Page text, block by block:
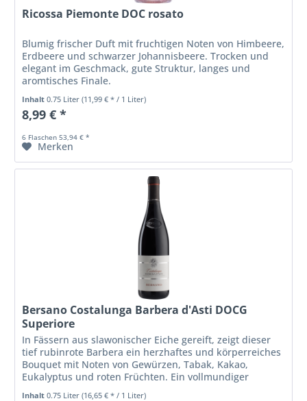
Ricossa Piemonte DOC rosato
Blumig frischer Duft mit fruchtigen Noten von Himbeere,
Erdbeere und schwarzer Johannisbeere. Trocken und
elegant im Geschmack, gute Struktur, langes und
aromtisches Finale.
Inhalt0.75 Liter(11,99 € * / 1 Liter)
8,99 € *
6 Flaschen 53,94 € *
Merken
Bersano Costalunga Barbera d'Asti DOCG
Superiore
In Fässern aus slawonischer Eiche gereift, zeigt dieser
tief rubinrote Barbera ein herzhaftes und körperreiches
Bouquet mit Noten von Gewürzen, Tabak, Kakao,
Eukalyptus und roten Früchten. Ein vollmundiger
Inhalt0.75 Liter(16,65 € * / 1 Liter)